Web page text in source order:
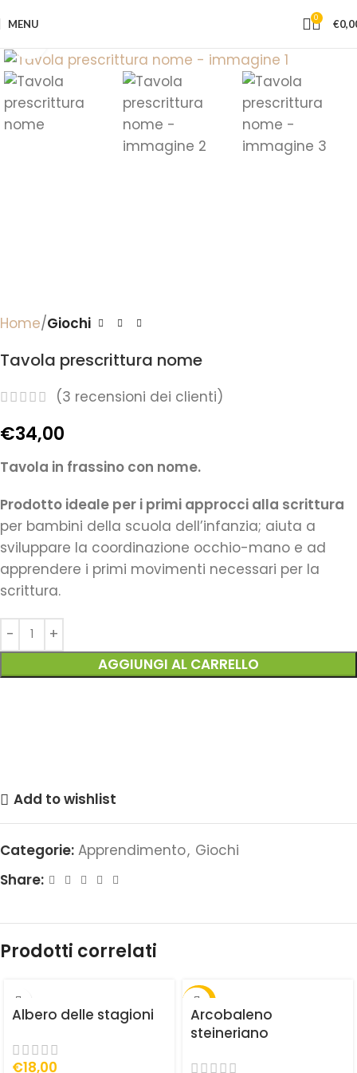
MENU 0 €
Home Giochi
Tavola prescrittura nome
(3 recensioni dei clienti)
€34,00
Tavola in frassino con nome.
Prodotto ideale per i primi approcci alla scrittura
per bambini della scuola dell’infanzia; aiuta a
sviluppare la coordinazione occhio-mano e ad
apprendere i primi movimenti necessari per la
scrittura.
AGGIUNGI AL CARRELLO
Add to wishlist
Categorie: Apprendimento, Giochi
Share:
Prodotti correlati
Albero delle stagioni
€18,00
-30%
Arcobaleno
steineriano